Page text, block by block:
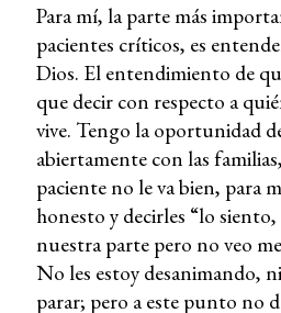
Para mí, la parte más
pacientes críticos, es
Dios. El entendimiento de
que decir con respecto a
vive. Tengo la oportunidad
abiertamente con las
paciente no le va bien, para
honesto y decirles “lo
nuestra parte pero no veo
No les estoy desanimando,
parar; pero a este punto no